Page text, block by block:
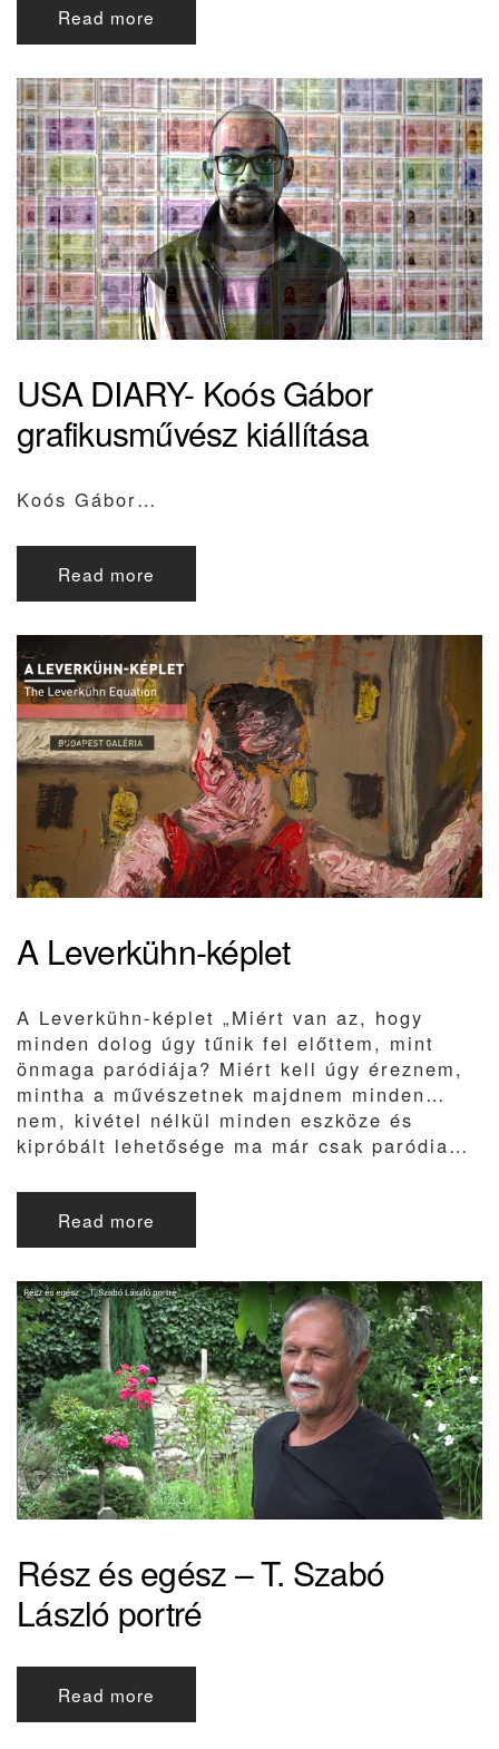
Read more
USA DIARY- Koós Gábor
grafikusművész kiállítása
Koós Gábor…
Read more
A Leverkühn-képlet
A Leverkühn-képlet „Miért van az, hogy
minden dolog úgy tűnik fel előttem, mint
önmaga paródiája? Miért kell úgy éreznem,
mintha a művészetnek majdnem minden…
nem, kivétel nélkül minden eszköze és
kipróbált lehetősége ma már csak paródia…
Read more
Rész és egész – T. Szabó
László portré
Read more